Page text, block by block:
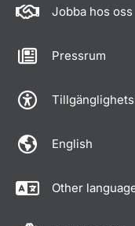
Jobba hos oss
Pressrum
English
Other